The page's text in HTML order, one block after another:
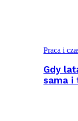
Praca i
Gdy
sama i